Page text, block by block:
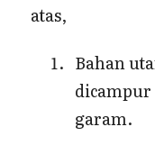
atas,
Bahan
dicampur
garam.